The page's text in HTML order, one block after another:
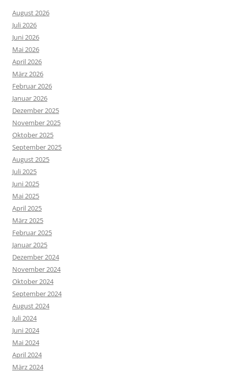
August 2026
Juli 2026
Juni 2026
Mai 2026
April 2026
März 2026
Februar 2026
Januar 2026
Dezember 2025
November 2025
Oktober 2025
September 2025
August 2025
Juli 2025
Juni 2025
Mai 2025
April 2025
März 2025
Februar 2025
Januar 2025
Dezember 2024
November 2024
Oktober 2024
September 2024
August 2024
Juli 2024
Juni 2024
Mai 2024
April 2024
März 2024